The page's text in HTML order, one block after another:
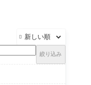

絞り込み